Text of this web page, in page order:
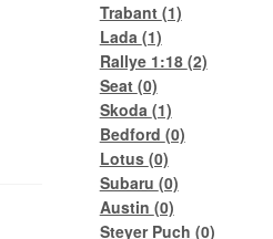
Trabant (1)
Lada (1)
Rallye 1:18 (2)
Seat (0)
Skoda (1)
Bedford (0)
Lotus (0)
Subaru (0)
Austin (0)
Steyer Puch (0)